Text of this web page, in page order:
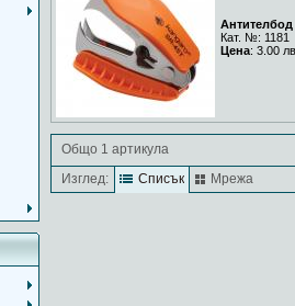
Кат. №: 1181
Цена: 3.00
Общо 1 артикула
Изглед:
Списък Мрежа